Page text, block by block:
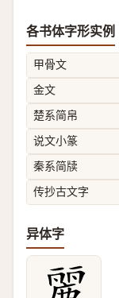
各书体字形实例
甲骨文
金文
楚系简帛
说文小篆
秦系简牍
传抄古文字
异体字